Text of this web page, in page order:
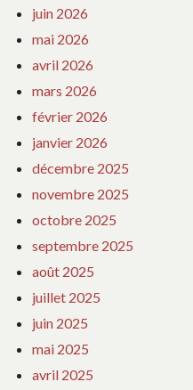
juin 2026
mai 2026
avril 2026
mars 2026
février 2026
janvier 2026
décembre 2025
novembre 2025
octobre 2025
septembre 2025
août 2025
juillet 2025
juin 2025
mai 2025
avril 2025